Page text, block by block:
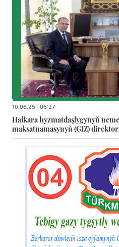
10.06.25 - 06:27
Halkara hyzmatdaşlygynyň
maksatnamasynyň (GIZ)